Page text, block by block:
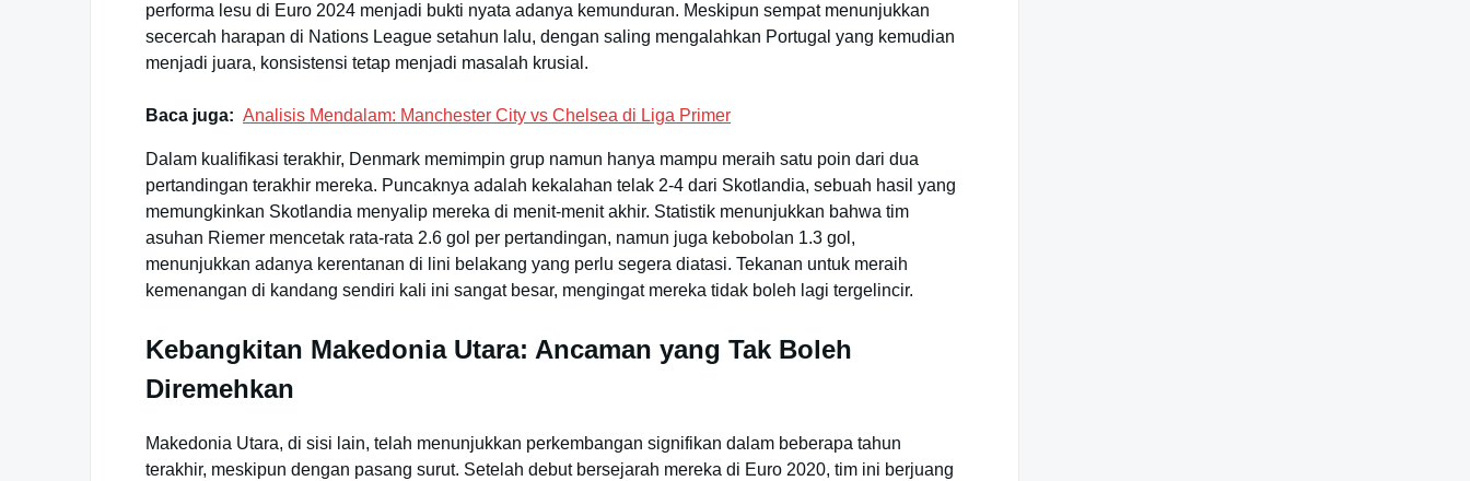
performa lesu di Euro 2024 menjadi bukti nyata adanya kemunduran. Meskipun sempat menunjukkan
secercah harapan di Nations League setahun lalu, dengan saling mengalahkan Portugal yang kemudian
menjadi juara, konsistensi tetap menjadi masalah krusial.
Baca juga: Analisis Mendalam: Manchester City vs Chelsea di Liga Primer
Dalam kualifikasi terakhir, Denmark memimpin grup namun hanya mampu meraih satu poin dari dua
pertandingan terakhir mereka. Puncaknya adalah kekalahan telak 2-4 dari Skotlandia, sebuah hasil yang
memungkinkan Skotlandia menyalip mereka di menit-menit akhir. Statistik menunjukkan bahwa tim
asuhan Riemer mencetak rata-rata 2.6 gol per pertandingan, namun juga kebobolan 1.3 gol,
menunjukkan adanya kerentanan di lini belakang yang perlu segera diatasi. Tekanan untuk meraih
kemenangan di kandang sendiri kali ini sangat besar, mengingat mereka tidak boleh lagi tergelincir.
Kebangkitan Makedonia Utara: Ancaman yang Tak Boleh
Diremehkan
Makedonia Utara, di sisi lain, telah menunjukkan perkembangan signifikan dalam beberapa tahun
terakhir, meskipun dengan pasang surut. Setelah debut bersejarah mereka di Euro 2020, tim ini berjuang